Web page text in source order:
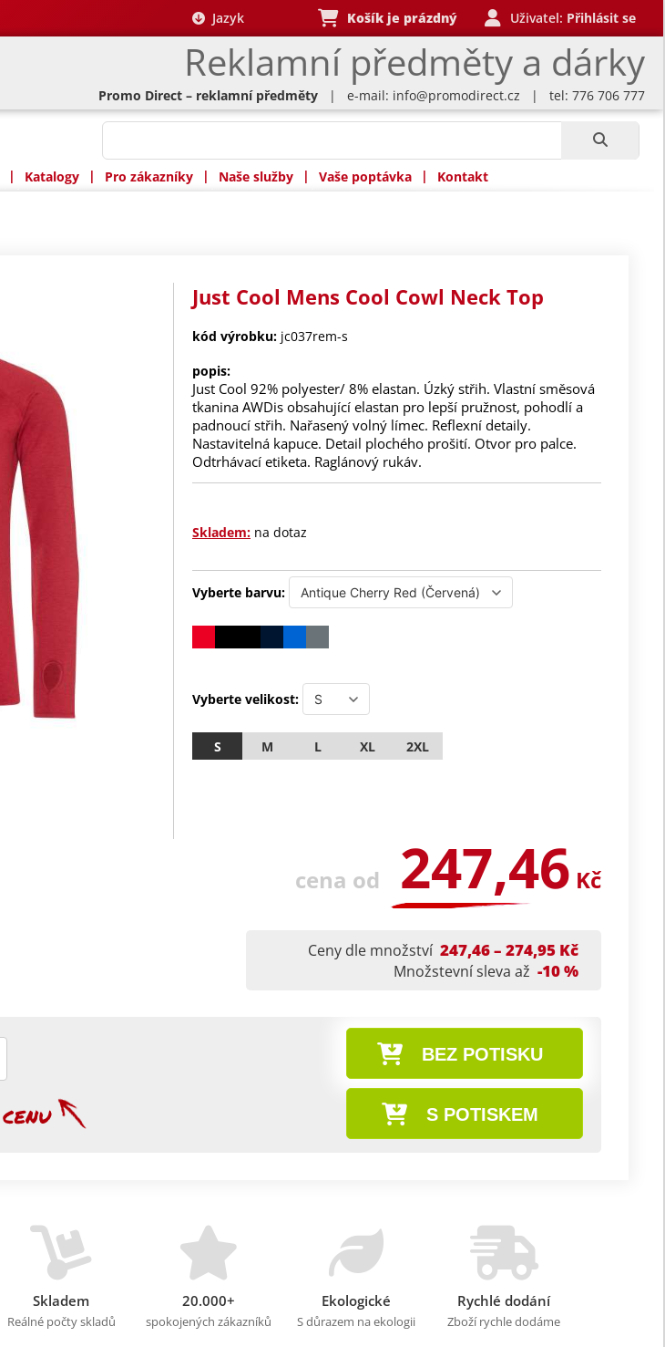
Reklamní předměty a dárky
Jazyk Košík je prázdný Uživatel: Přihlásit se
Promo Direct – reklamní předměty | e-mail: info@promodirect.cz | tel: 776 706 777
| Katalogy | Pro zákazníky | Naše služby | Vaše poptávka | Kontakt
Just Cool Mens Cool Cowl Neck Top
kód výrobku: jc037rem-s
popis:
Just Cool 92% polyester/ 8% elastan. Úzký střih. Vlastní směsová
tkanina AWDis obsahující elastan pro lepší pružnost, pohodlí a
padnoucí střih. Nařasený volný límec. Reflexní detaily.
Nastavitelná kapuce. Detail plochého prošití. Otvor pro palce.
Odtrhávací etiketa. Raglánový rukáv.
Skladem: na dotaz
Vyberte barvu:
Vyberte velikost:
S M L XL 2XL
cena od 247,46 Kč
Ceny dle množství 247,46 – 274,95 Kč
Množstevní sleva až -10 %
BEZ POTISKU
S POTISKEM
Skladem
Reálné počty skladů
20.000+
spokojených zákazníků
Ekologické
S důrazem na ekologii
Rychlé dodání
Zboží rychle dodáme